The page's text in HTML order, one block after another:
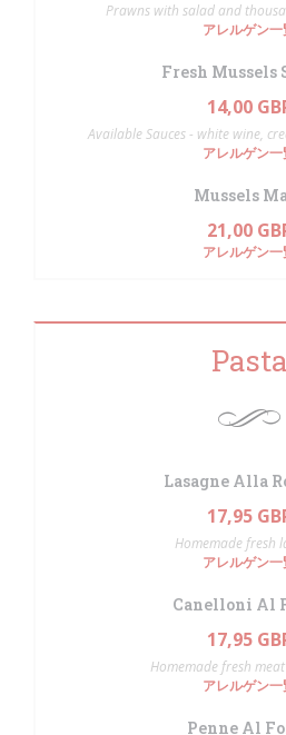
Prawns with salad and
アレルゲン一
Fresh Mussels
14,00
Available Sauces - white wine,
アレルゲン一
Mussels
21,00
アレルゲン一
Pasta
Lasagne Alla
17,95
Homemade fresh
アレルゲン一
Canelloni Al
17,95
Homemade fresh
アレルゲン一
Penne Al